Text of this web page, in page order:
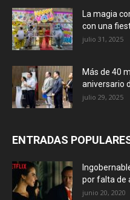
La magia
con una
julio 31, 2025
Más de 40
aniversario
julio 29, 2025
ENTRADAS
por falta de
junio 20, 2020